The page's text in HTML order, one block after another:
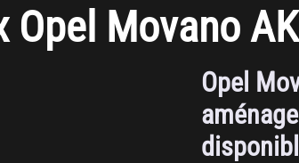
Opel Movano
Opel